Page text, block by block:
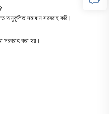
অনুকূলিত সমাধান সরবরাহ করি।
সরবরাহ করা হয়।